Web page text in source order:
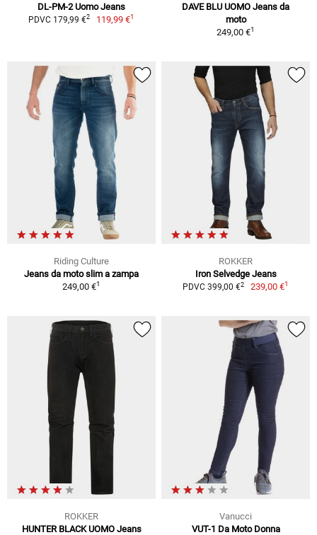
DL-PM-2 Uomo Jeans
PDVC 179,99 €2 119,99 €1
DAVE BLU UOMO Jeans da
moto
249,00 €1
Riding Culture
Jeans da moto slim a zampa
249,00 €1
ROKKER
Iron Selvedge Jeans
PDVC 399,00 €2 239,00 €1
ROKKER
HUNTER BLACK UOMO Jeans
Vanucci
VUT-1 Da Moto Donna